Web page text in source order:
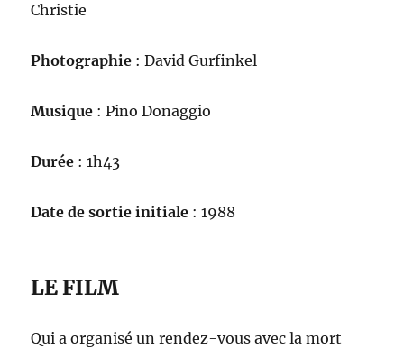
Christie
Photographie : David Gurfinkel
Musique : Pino Donaggio
Durée : 1h43
Date de sortie initiale : 1988
LE FILM
Qui a organisé un rendez-vous avec la mort